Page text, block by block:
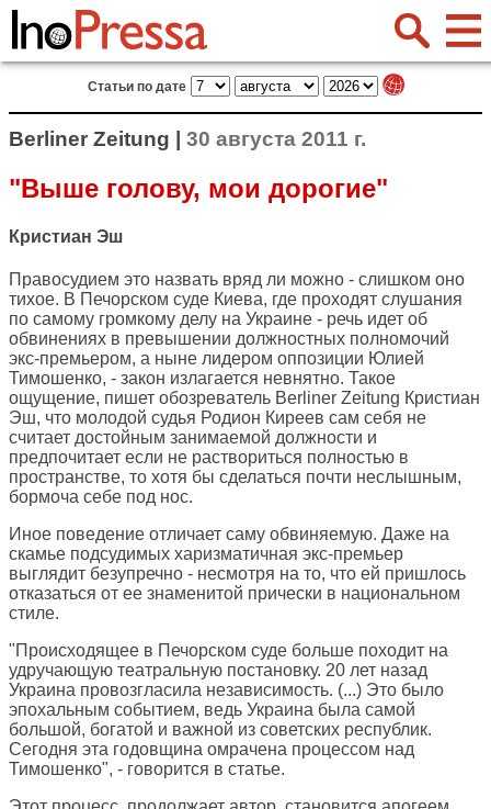
Статьи по дате
Berliner Zeitung | 30 августа 2011 г.
"Выше голову, мои дорогие"
Кристиан Эш
Правосудием это назвать вряд ли можно - слишком оно
тихое. В Печорском суде Киева, где проходят слушания
по самому громкому делу на Украине - речь идет об
обвинениях в превышении должностных полномочий
экс-премьером, а ныне лидером оппозиции Юлией
Тимошенко, - закон излагается невнятно. Такое
ощущение, пишет обозреватель Berliner Zeitung Кристиан
Эш, что молодой судья Родион Киреев сам себя не
считает достойным занимаемой должности и
предпочитает если не раствориться полностью в
пространстве, то хотя бы сделаться почти неслышным,
бормоча себе под нос.
Иное поведение отличает саму обвиняемую. Даже на
скамье подсудимых харизматичная экс-премьер
выглядит безупречно - несмотря на то, что ей пришлось
отказаться от ее знаменитой прически в национальном
стиле.
"Происходящее в Печорском суде больше походит на
удручающую театральную постановку. 20 лет назад
Украина провозгласила независимость. (...) Это было
эпохальным событием, ведь Украина была самой
большой, богатой и важной из советских республик.
Сегодня эта годовщина омрачена процессом над
Тимошенко", - говорится в статье.